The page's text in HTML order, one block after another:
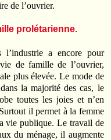
de l’ouvrier.
prolétarienne.
a encore pour
de famille de l’ouvrier,
plus élevée. Le mode de
la majorité des cas, le
toutes les joies et n’en
il permet à la femme
vie publique. Le travail de
du ménage, il augmente